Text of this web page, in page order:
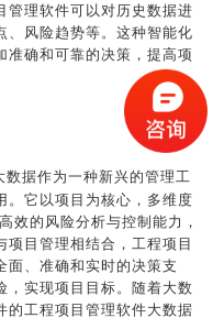
管理软件可以对历史数据进
、风险趋势等。这种智能化
准确和可靠的决策，提高项
数据作为一种新兴的管理工
。它以项目为核心，多维度
效的风险分析与控制能力，
项目管理相结合，工程项目
面、准确和实时的决策支
，实现项目目标。随着大数
的工程项目管理软件大数据